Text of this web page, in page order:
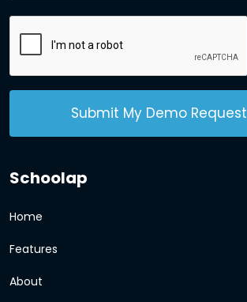
Submit My Demo Request
Schoolap
Home
Features
About